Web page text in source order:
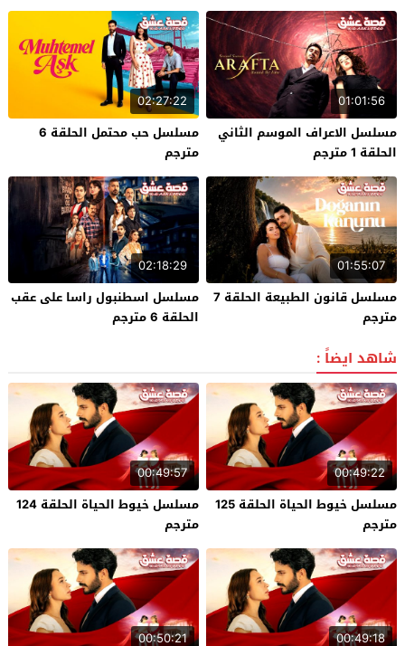
01:01:56
مسلسل الاعراف الموسم الثاني
الحلقة 1 مترجم
02:27:22
مسلسل حب محتمل الحلقة 6
مترجم
01:55:07
مسلسل قانون الطبيعة الحلقة 7
مترجم
02:18:29
مسلسل اسطنبول راسا على عقب
الحلقة 6 مترجم
شاهد ايضاً :
00:49:22
مسلسل خيوط الحياة الحلقة 125
مترجم
00:49:57
مسلسل خيوط الحياة الحلقة 124
مترجم
00:49:18
00:50:21